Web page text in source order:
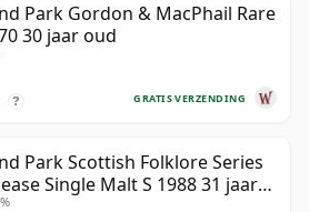
Park Gordon & MacPhail Rare
30 jaar oud
GRATIS VERZENDING
?
Park Scottish Folklore Series
Single Malt S 1988 31 jaar